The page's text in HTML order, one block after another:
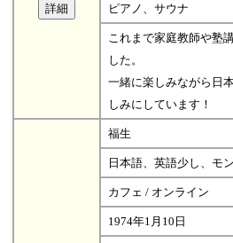
ピアノ、サウナ
これまで家庭教師や塾
した。
一緒に楽しみながら日
しみにしています！
福生
日本語、英語少し、モ
カフェ / オンライン
1974年1月10日